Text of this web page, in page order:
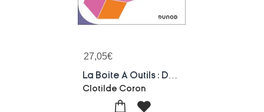
27,05€
Clotilde Coron